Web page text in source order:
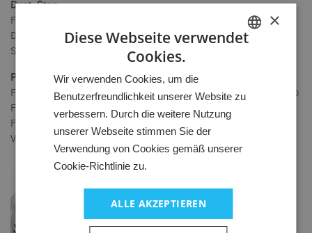
Dust-Stop
Filtermatten speziell zur Abscheidung von trockenen Stäuben.
Die Filtermatten sind mit einem antibakteriellen
Staubbindemittel ausgerüstet.
Paint-Stop
Filtermatten speziell zur Abscheidung von Farbnebel. Paint-Stop
Filtermatten sind silikonfrei, dienen zum Schutz vor
Farbablagerungen in Lüftungskanälen sowie an Motoren und
Ventilatoren.
×
Diese Webseite verwendet
Cookies.
Wir verwenden Cookies, um die
Benutzerfreundlichkeit unserer Website zu
verbessern. Durch die weitere Nutzung
unserer Webseite stimmen Sie der
Verwendung von Cookies gemäß unserer
Cookie-Richtlinie zu.
ALLE AKZEPTIEREN